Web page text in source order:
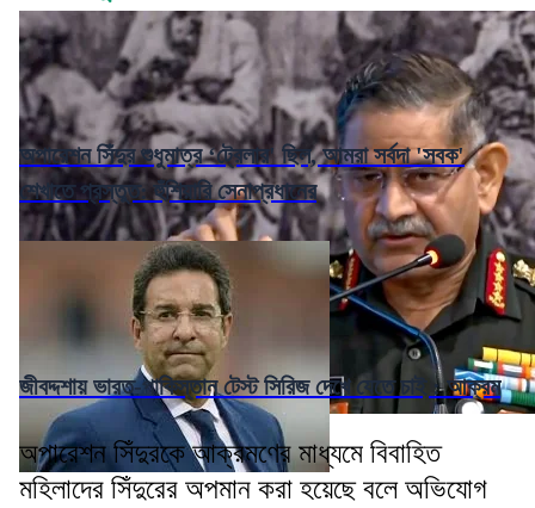
অপারেশন সিঁদুর শুধুমাত্র ‘ট্রেলার' ছিল, আমরা সর্বদা 'সবক'
শেখাতে প্রস্তুত: হুঁশিয়ারি সেনাপ্রধানের
জীবদ্দশায় ভারত-পাকিস্তান টেস্ট সিরিজ দেখে যেতে চাই : আক্রম
অপারেশন সিঁদুরকে আক্রমণের মাধ্যমে বিবাহিত
মহিলাদের সিঁদুরের অপমান করা হয়েছে বলে অভিযোগ